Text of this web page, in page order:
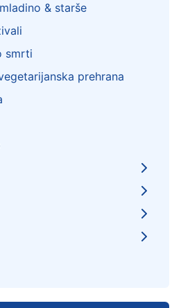
& starše
smrti
prehrana